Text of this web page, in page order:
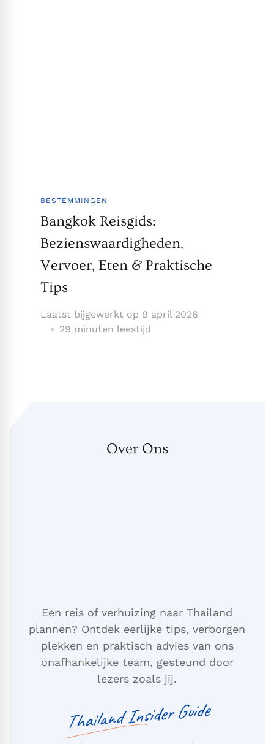
BESTEMMINGEN
Bangkok Reisgids:
Bezienswaardigheden,
Vervoer, Eten & Praktische
Tips
Laatst bijgewerkt op 9 april 2026
29 minuten leestijd
Over Ons
Een reis of verhuizing naar Thailand
plannen? Ontdek eerlijke tips, verborgen
plekken en praktisch advies van ons
onafhankelijke team, gesteund door
lezers zoals jij.
Thailand Insider Guide